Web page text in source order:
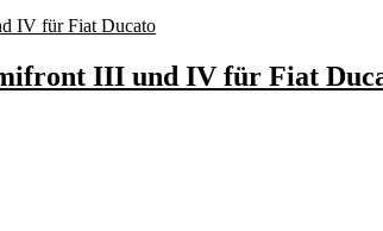
III und IV für Fiat